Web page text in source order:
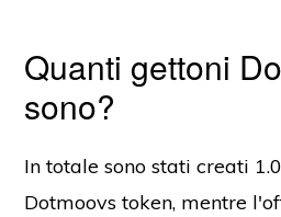
Quanti gettoni
sono?
In totale sono stati creati
Dotmoovs token, mentre